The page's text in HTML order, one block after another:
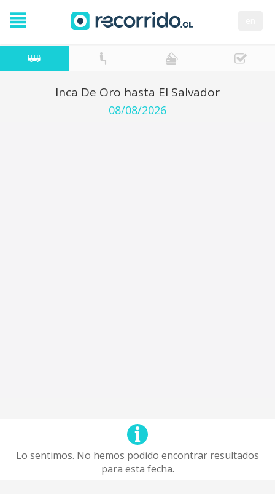
Inca De Oro hasta El Salvador
08/08/2026
Lo sentimos. No hemos podido encontrar resultados
para esta fecha.